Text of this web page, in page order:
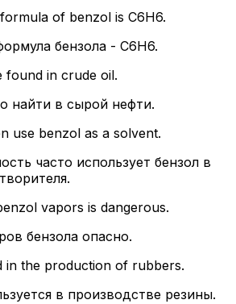
of benzol is C6H6.
бензола - C6H6.
found in crude oil.
найти в сырой нефти.
use benzol as a solvent.
часто использует бензол в
vapors is dangerous.
бензола опасно.
in the production of rubbers.
в производстве резины.